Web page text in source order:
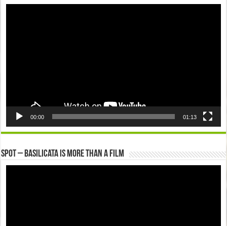
00:00 01:13
Spot – Basilicata is more than a Film